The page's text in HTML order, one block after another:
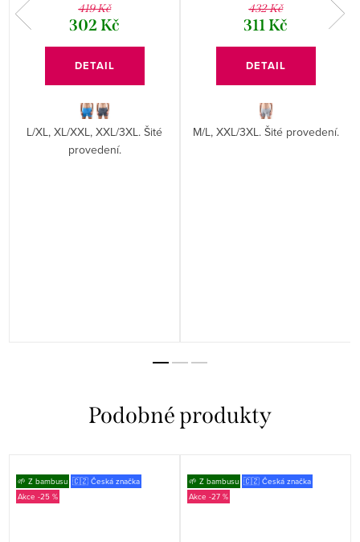
419 Kč
302 Kč
DETAIL
L/XL, XL/XXL, XXL/3XL. Šité
provedení.
432 Kč
311 Kč
DETAIL
M/L, XXL/3XL. Šité provedení.
🌱 Z bambusu 🇨🇿 Česká značka
-25 %
🌱 Z bambusu 🇨🇿 Česká značka
-27 %